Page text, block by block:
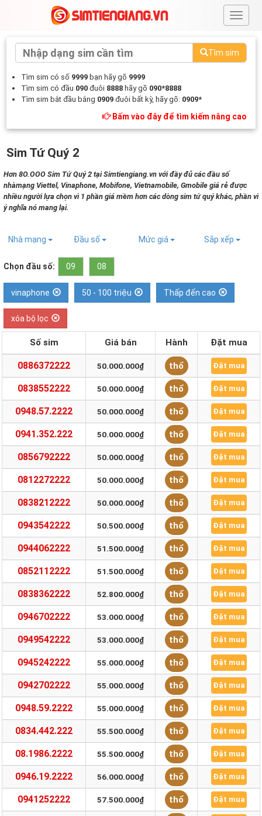
#
Tìm sim
Tìm sim có số 9999 bạn hãy gõ 9999
Tìm sim có đầu 090 đuôi 8888 hãy gõ 090*8888
Tìm sim bắt đầu bằng 0909 đuôi bất kỳ, hãy gõ: 0909*
Bấm vào đây để tìm kiếm nâng cao
Sim Tứ Quý 2
Hơn 8O.OOO Sim Tứ Quý 2 tại Simtiengiang.vn với đầy đủ các đầu số
nhàmạng Viettel, Vinaphone, Mobifone, Vietnamobile, Gmobile giá rẻ được
nhiều người lựa chọn vì 1 phần giá mềm hơn các dòng sim tứ quý khác, phần vì
ý nghĩa nó mang lại.
Nhà mạng Đầu số Mức giá Sắp xếp
Chọn đầu số: 09 08
vinaphone 50 - 100 triệu Thấp đến cao
xóa bộ lọc
Số sim Giá bán Hành Đặt mua
0886372222 50.000.000₫ thổ Đặt mua
0838552222 50.000.000₫ thổ Đặt mua
0948.57.2222 50.000.000₫ thổ Đặt mua
0941.352.222 50.000.000₫ thổ Đặt mua
0856792222 50.000.000₫ thổ Đặt mua
0812272222 50.000.000₫ thổ Đặt mua
0838212222 50.000.000₫ thổ Đặt mua
0943542222 50.500.000₫ thổ Đặt mua
0944062222 51.500.000₫ thổ Đặt mua
0852112222 51.500.000₫ thổ Đặt mua
0838362222 52.800.000₫ thổ Đặt mua
0946702222 53.000.000₫ thổ Đặt mua
0949542222 53.000.000₫ thổ Đặt mua
0945242222 55.000.000₫ thổ Đặt mua
0942702222 55.000.000₫ thổ Đặt mua
0948.59.2222 55.000.000₫ thổ Đặt mua
0834.442.222 55.500.000₫ thổ Đặt mua
08.1986.2222 55.500.000₫ thổ Đặt mua
0946.19.2222 56.000.000₫ thổ Đặt mua
0941252222 57.500.000₫ thổ Đặt mua